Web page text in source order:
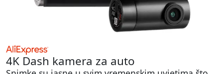
4K Dash kamera za auto